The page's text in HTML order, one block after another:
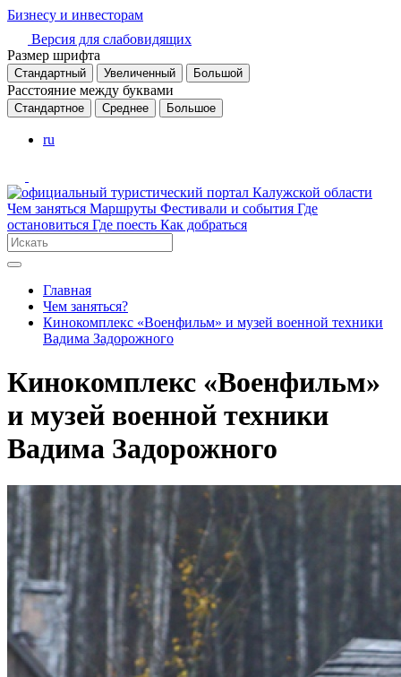
Бизнесу и инвесторам
Версия для слабовидящих
Размер шрифта
Стандартный Увеличенный Большой
Расстояние между буквами
Стандартное Среднее Большое
ru
Чем заняться Маршруты Фестивали и события Где
остановиться Где поесть Как добраться
Главная
Чем заняться?
Кинокомплекс «Военфильм» и музей военной техники
Вадима Задорожного
Кинокомплекс «Военфильм»
и музей военной техники
Вадима Задорожного